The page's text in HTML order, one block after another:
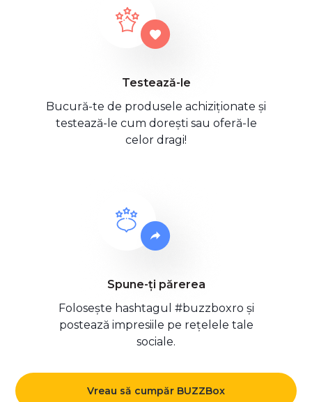
Testează-le
Bucură-te de produsele achiziționate și
testează-le cum dorești sau oferă-le
celor dragi!
Spune-ți părerea
Folosește hashtagul #buzzboxro și
postează impresiile pe rețelele tale
sociale.
Vreau să cumpăr BUZZBox